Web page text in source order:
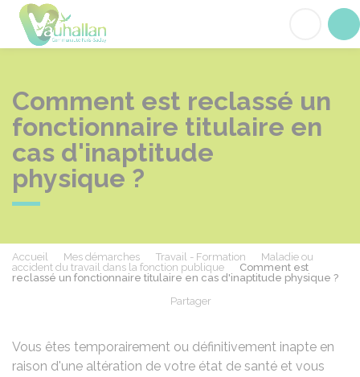
Comment est reclassé un
fonctionnaire titulaire en
cas d'inaptitude
physique ?
Accueil Mes démarches Travail - Formation
Maladie ou
accident du travail dans la fonction publique
Comment est
reclassé un fonctionnaire titulaire en cas d'inaptitude physique ?
Partager
Vous êtes temporairement ou définitivement inapte en
raison d'une altération de votre état de santé et vous